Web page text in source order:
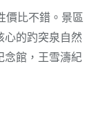
價比不錯。景區
心的趵突泉自然
念館，王雪濤紀